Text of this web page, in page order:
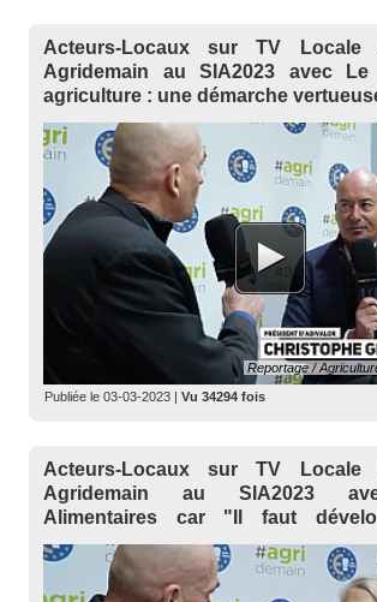
Acteurs-Locaux sur TV
Agridemain au SIA2023 avec
agriculture : une démarche
Reportage /
Publiée le 03-03-2023 | Vu 34294 fois
Acteurs-Locaux sur TV
Agridemain au SIA2023
Alimentaires car "Il faut
volontaire".